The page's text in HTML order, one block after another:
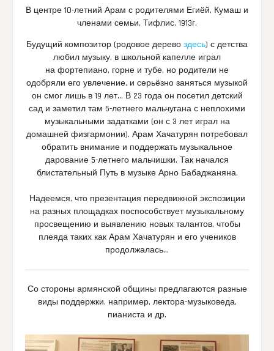
В центре 10-летний Арам с родителями Егиёй, Кумаш и
членами семьи, Тифлис, 1913г.
Будущий композитор (родовое дерево здесь) с детства
любил музыку, в школьной капелле играл
на фортепиано, горне и тубе, но родители не
одобряли его увлечение, и серьёзно заняться музыкой
он смог лишь в 19 лет… В 23 года он посетил детский
сад и заметил там 5-летнего мальчугана с неплохими
музыкальными задатками (он с 3 лет играл на
домашней физгармонии). Арам Хачатурян потребовал
обратить внимание и поддержать музыкальное
дарование 5-летнего мальчишки. Так начался
блистательный Путь в музыке Арно Бабаджаняна.
Надеемся, что презентация передвижной экспозиции
на разных площадках поспособствует музыкальному
просвещению и выявлению новых талантов, чтобы
плеяда таких как Арам Хачатурян и его учеников
продолжалась…
Со стороны армянской общины предлагаются разные
виды поддержки, например, лектора-музыковеда,
пианиста и др.